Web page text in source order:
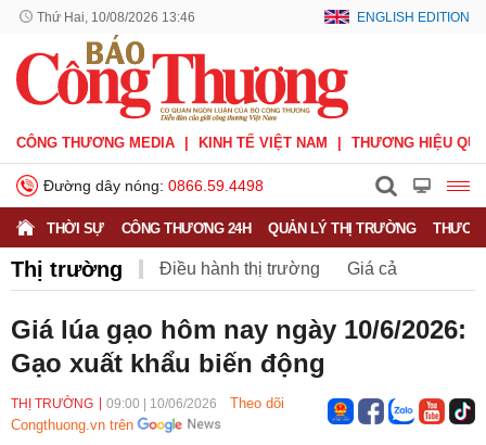
Thứ Hai, 10/08/2026 13:46 ENGLISH EDITION
CÔNG THƯƠNG MEDIA KINH TẾ VIỆT NAM THƯƠNG HIỆU
Đường dây nóng: 0866.59.4498
THỜI SỰ CÔNG THƯƠNG 24H QUẢN LÝ THỊ TRƯỜNG
Thị trường Điều hành thị trường Giá cả
Giá lúa gạo hôm nay ngày 10/6/2026:
Gạo xuất khẩu biến động
THỊ TRƯỜNG 09:00 10/06/2026
Theo dõi
Congthuong.vn trên